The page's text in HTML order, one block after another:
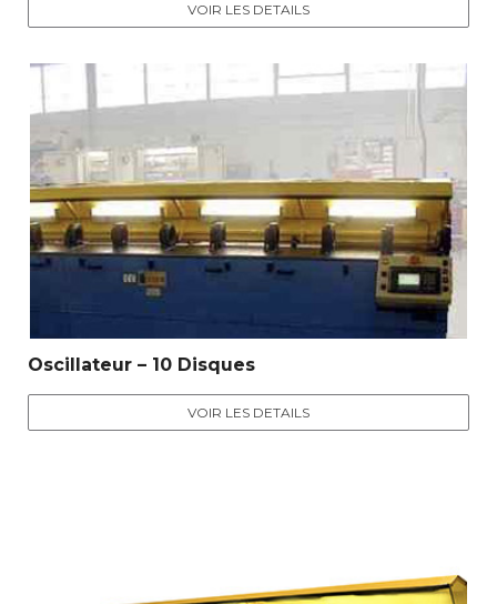
VOIR LES DETAILS
Oscillateur – 10 Disques
VOIR LES DETAILS